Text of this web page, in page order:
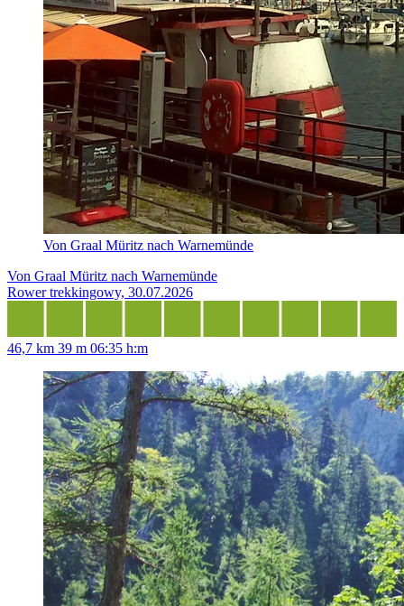
Von Graal Müritz nach Warnemünde
Von Graal Müritz nach Warnemünde
Rower trekkingowy, 30.07.2026
46,7 km 39 m 06:35 h:m